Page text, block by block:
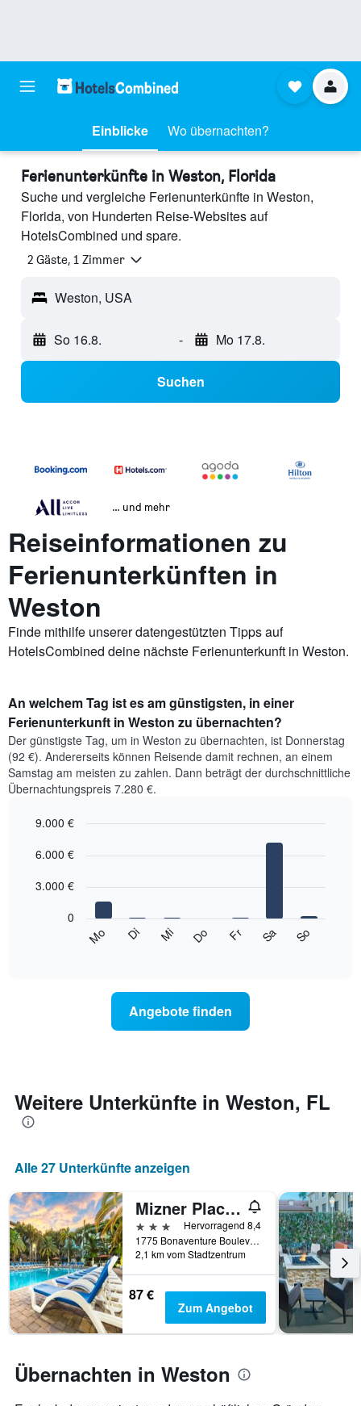
Einblicke Wo übernachten?
Ferienunterkünfte in Weston, Florida
Suche und vergleiche Ferienunterkünfte in Weston,
Florida, von Hunderten Reise-Websites auf
HotelsCombined und spare.
2 Gäste, 1 Zimmer
Weston, USA
So 16.8. - Mo 17.8.
Suchen
… und mehr
Reiseinformationen zu
Ferienunterkünften in
Weston
Finde mithilfe unserer datengestützten Tipps auf
HotelsCombined deine nächste Ferienunterkunft in Weston.
An welchem Tag ist es am günstigsten, in einer
Ferienunterkunft in Weston zu übernachten?
Der günstigste Tag, um in Weston zu übernachten, ist Donnerstag
(92 €). Andererseits können Reisende damit rechnen, an einem
Samstag am meisten zu zahlen. Dann beträgt der durchschnittliche
Übernachtungspreis 7.280 €.
chart
bars.
durchschnittlichen
jeweiligen
Wochentag.
Das
1
Achse,
die
die
Wochentage
anzeigt.
Das
Diagramm
hat
1
Y-
die
den
graphic.
Mo Di Mi Do Fr Sa So
0
3.000 €
6.000 €
9.000 €
Angebote finden
Weitere Unterkünfte in Weston, FL
Alle 27 Unterkünfte anzeigen
Mizner Place at Weston Town Center, Fort Lauderdale
3 Sterne
Hervorragend 8,4
1775 Bonaventure Boulevard, Weston, FL, USA
2,1 km vom Stadtzentrum
87 €
Zum Angebot
Übernachten in Weston